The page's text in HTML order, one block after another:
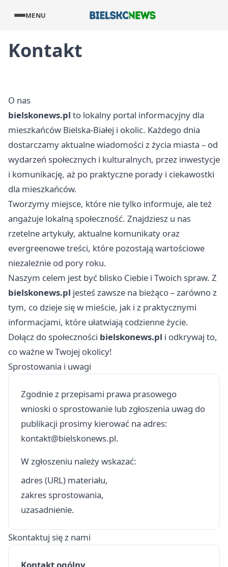
MENU
Kontakt
O nas
bielskonews.pl to lokalny portal informacyjny dla
mieszkańców Bielska-Białej i okolic. Każdego dnia
dostarczamy aktualne wiadomości z życia miasta – od
wydarzeń społecznych i kulturalnych, przez inwestycje
i komunikację, aż po praktyczne porady i ciekawostki
dla mieszkańców.
Tworzymy miejsce, które nie tylko informuje, ale też
angażuje lokalną społeczność. Znajdziesz u nas
rzetelne artykuły, aktualne komunikaty oraz
evergreenowe treści, które pozostają wartościowe
niezależnie od pory roku.
Naszym celem jest być blisko Ciebie i Twoich spraw. Z
bielskonews.pl jesteś zawsze na bieżąco – zarówno z
tym, co dzieje się w mieście, jak i z praktycznymi
informacjami, które ułatwiają codzienne życie.
Dołącz do społeczności bielskonews.pl i odkrywaj to,
co ważne w Twojej okolicy!
Sprostowania i uwagi
Zgodnie z przepisami prawa prasowego
wnioski o sprostowanie lub zgłoszenia uwag do
publikacji prosimy kierować na adres:
kontakt@bielskonews.pl.
W zgłoszeniu należy wskazać:
adres (URL) materiału,
zakres sprostowania,
uzasadnienie.
Skontaktuj się z nami